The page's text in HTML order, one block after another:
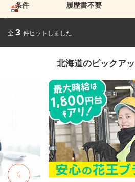
条件 履歴書不要
全 3 件ヒットしました
北海道のピックア